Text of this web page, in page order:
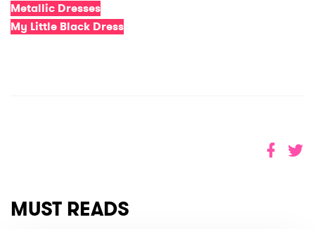
Metallic Dresses
My Little Black Dress
MUST READS